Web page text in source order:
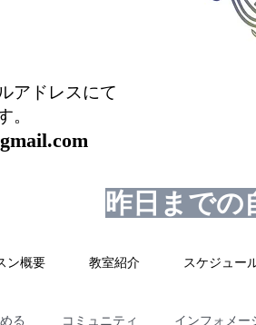
アドレスにて
。
昨日までの
ン概要 教室紹介 スケジュー
る コミュニティ インフォメー